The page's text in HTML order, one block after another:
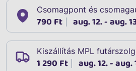
Csomagpont és
790 Ft aug. 12. - aug.
Kiszállítás MPL
1 290 Ft aug. 12. - aug.